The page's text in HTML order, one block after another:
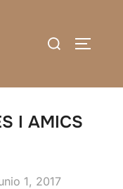
Buscar:
I AMICS
1, 2017